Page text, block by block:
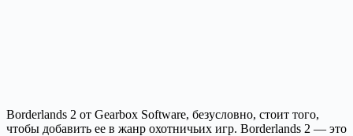
Borderlands 2 от Gearbox Software, безусловно, стоит того,
чтобы добавить ее в жанр охотничьих игр. Borderlands 2 — это